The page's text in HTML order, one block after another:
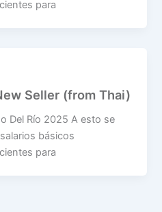
para
Seller (from Thai)
Del Río 2025 A esto se
básicos
para